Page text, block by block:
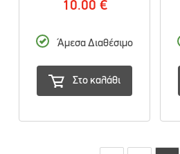
10.00 €
Άμεσα Διαθέσιμο
Στο καλάθι